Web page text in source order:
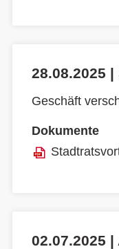
28.08.2025
Geschäft
Dokumente
02.07.2025